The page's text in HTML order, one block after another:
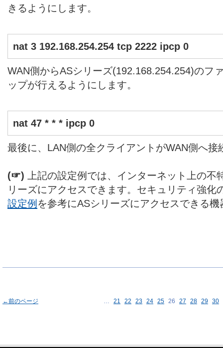
きるようにします。
nat 3 192.168.254.254 tcp 2222 ipcp 0
WAN側からASシリーズ(192.168.254.254)のフ
ップが行えるようにします。
nat 47 * * * ipcp 0
最後に、LAN側の全クライアントがWAN側へ接
(☞) 上記の設定例では、インターネット上の不
リーズにアクセスできます。セキュリティ強化
設定例を参考にASシリーズにアクセスできる
←前のページ … 21 22 23 24 25 26 27 28 29 30